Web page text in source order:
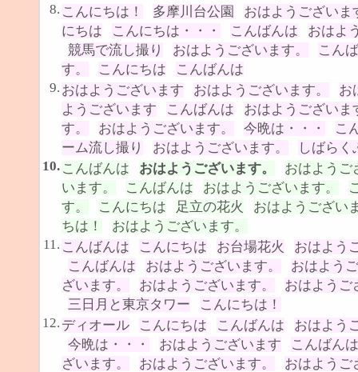
8. こんにちは！ 多摩川台公園
おはようございま
にちは
こんにちは・・・ こんばんは
おはよ
競馬で流し撮り
おはようございます。
こん
す。
こんにちは
こんばんは
9. おはようございます おはようございます。
お
ようございます
こんばんは
おはようございま
す。
おはようございます。 今晩は・・・
こ
ーム流し撮り
おはようございます。
しばらく
10. こんばんは おはようございます。
おはようご
います。
こんばんは おはようございます。
す。
こんにちは 足立の花火
おはようござい
ちは！
おはようございます。
11. こんばんは こんにちは お台場花火
おはよう
こんばんは
おはようございます。
おはよう
ざいます。
おはようございます。
おはようご
三日月と東京タワー
こんにちは！
12. ディオール こんにちは こんばんは
おはよう
今晩は・・・
おはようございます
こんばんは
ざいます。
おはようございます。
おはようご